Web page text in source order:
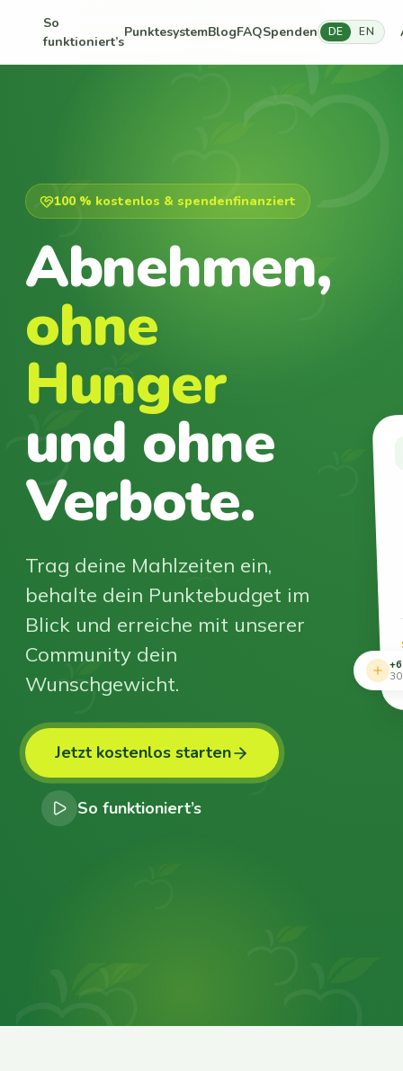
So
funktioniert’s
PunktesystemBlogFAQSpenden DE EN
100 % kostenlos & spendenfinanziert
Abnehmen,
ohne
Hunger
und ohne
Verbote.
Trag deine Mahlzeiten ein,
behalte dein Punktebudget im
Blick und erreiche mit unserer
Community dein
Wunschgewicht.
Jetzt kostenlos starten
So funktioniert’s